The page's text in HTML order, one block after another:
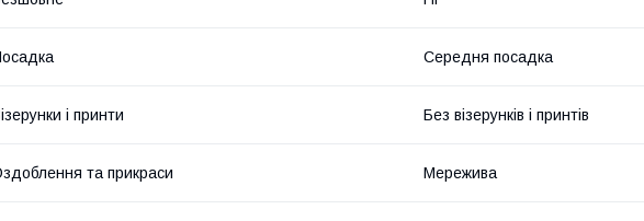
Середня посадка
і принти Без візерунків і принтів
та прикраси Мережива